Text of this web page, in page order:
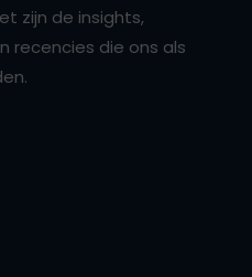
zijn de insights,
recencies die ons als